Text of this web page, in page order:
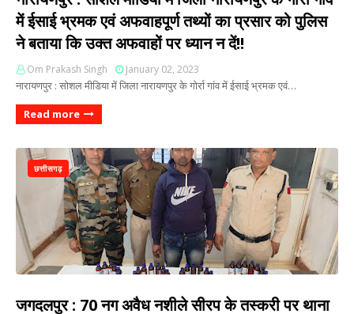
में ईसाई भ्रमक एवं अफवाहपूर्ण तथ्यों का प्रसार को पुलिस
ने बताया कि उक्त अफवाहों पर ध्यान न दें!!
Om Prakash Singh January 02, 2023
नारायणपुर : सोशल मीडिया में जिला नारायणपुर के गोर्रा गांव में ईसाई भ्रमक एवं…
Read more
छत्तीसगढ़
जगदलपुर : 70 नग अवैध नशीले सीरप के तस्करी पर थाना